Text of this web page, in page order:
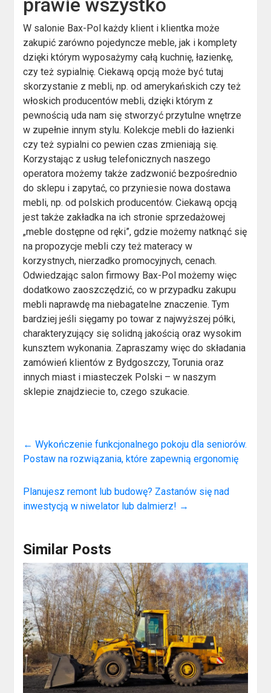
prawie wszystko
W salonie Bax-Pol każdy klient i klientka może
zakupić zarówno pojedyncze meble, jak i komplety
dzięki którym wyposażymy całą kuchnię, łazienkę,
czy też sypialnię. Ciekawą opcją może być tutaj
skorzystanie z mebli, np. od amerykańskich czy też
włoskich producentów mebli, dzięki którym z
pewnością uda nam się stworzyć przytulne wnętrze
w zupełnie innym stylu. Kolekcje mebli do łazienki
czy też sypialni co pewien czas zmieniają się.
Korzystając z usług telefonicznych naszego
operatora możemy także zadzwonić bezpośrednio
do sklepu i zapytać, co przyniesie nowa dostawa
mebli, np. od polskich producentów. Ciekawą opcją
jest także zakładka na ich stronie sprzedażowej
„meble dostępne od ręki”, gdzie możemy natknąć się
na propozycje mebli czy też materacy w
korzystnych, nierzadko promocyjnych, cenach.
Odwiedzając salon firmowy Bax-Pol możemy więc
dodatkowo zaoszczędzić, co w przypadku zakupu
mebli naprawdę ma niebagatelne znaczenie. Tym
bardziej jeśli sięgamy po towar z najwyższej półki,
charakteryzujący się solidną jakością oraz wysokim
kunsztem wykonania. Zapraszamy więc do składania
zamówień klientów z Bydgoszczy, Torunia oraz
innych miast i miasteczek Polski – w naszym
sklepie znajdziecie to, czego szukacie.
← Wykończenie funkcjonalnego pokoju dla seniorów.
Postaw na rozwiązania, które zapewnią ergonomię
Planujesz remont lub budowę? Zastanów się nad
inwestycją w niwelator lub dalmierz! →
Similar Posts